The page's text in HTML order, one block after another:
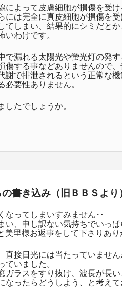
によって皮膚細胞が損傷を受
には完全に真皮細胞が損傷を
てしまい、結果的にシミだと
いわけです。
で漏れる太陽光や蛍光灯の発
傷する事などありませんので
謝で排泄されるという正常な
必要性ありません。
したでしょうか。
書き込み（旧ＢＢＳより
なってしまいすみません‥
い、申し訳ない気持ちでいっぱ
美里様お返事をして下さりあ
直接日光には当たっていませ
ていました。
ガラスをすり抜け、波長が長
なったらどうしよう、と考えて